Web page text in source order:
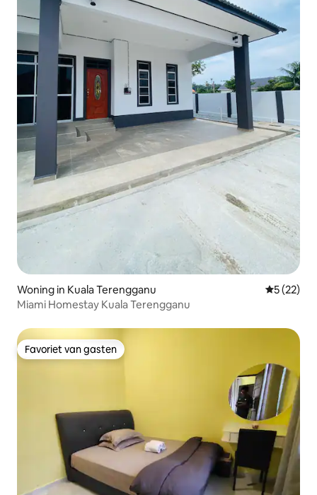
Woning in Kuala Terengganu
5 (22)
Miami Homestay Kuala Terengganu
Favoriet van gasten
Favoriet van gasten